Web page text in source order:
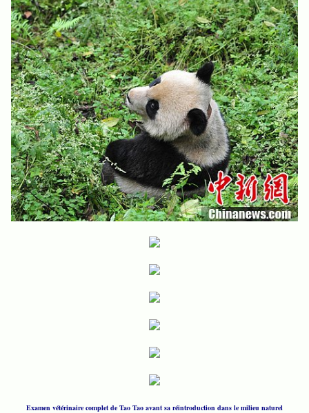
Examen vétérinaire complet de Tao Tao avant sa réintroduction dans le milieu naturel